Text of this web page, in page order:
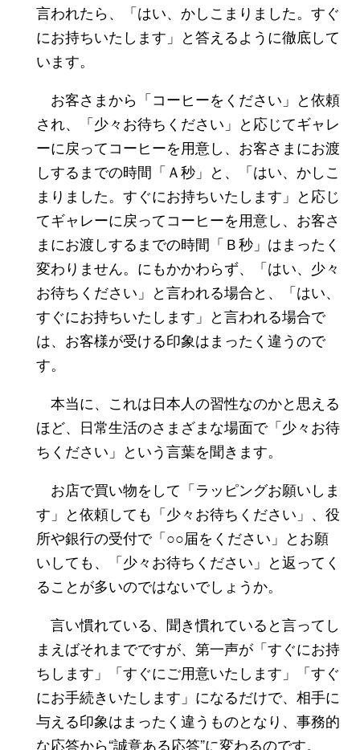
言われたら、「はい、かしこまりました。すぐ
にお持ちいたします」と答えるように徹底して
います。
お客さまから「コーヒーをください」と依頼
され、「少々お待ちください」と応じてギャレ
ーに戻ってコーヒーを用意し、お客さまにお渡
しするまでの時間「Ａ秒」と、「はい、かしこ
まりました。すぐにお持ちいたします」と応じ
てギャレーに戻ってコーヒーを用意し、お客さ
まにお渡しするまでの時間「Ｂ秒」はまったく
変わりません。にもかかわらず、「はい、少々
お待ちください」と言われる場合と、「はい、
すぐにお持ちいたします」と言われる場合で
は、お客様が受ける印象はまったく違うので
す。
本当に、これは日本人の習性なのかと思える
ほど、日常生活のさまざまな場面で「少々お待
ちください」という言葉を聞きます。
お店で買い物をして「ラッピングお願いしま
す」と依頼しても「少々お待ちください」、役
所や銀行の受付で「○○届をください」とお願
いしても、「少々お待ちください」と返ってく
ることが多いのではないでしょうか。
言い慣れている、聞き慣れていると言ってし
まえばそれまでですが、第一声が「すぐにお持
ちします」「すぐにご用意いたします」「すぐ
にお手続きいたします」になるだけで、相手に
与える印象はまったく違うものとなり、事務的
な応答から“誠意ある応答”に変わるのです。